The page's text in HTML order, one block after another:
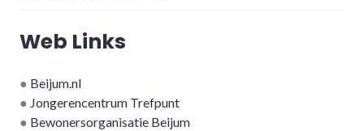
Web Links
● Beijum.nl
● Jongerencentrum Trefpunt
● Bewonersorganisatie Beijum